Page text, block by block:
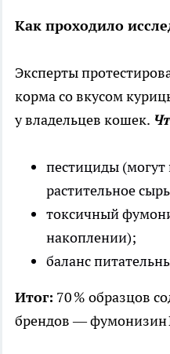
Как проходило
Эксперты
корма со вкусом
у владельцев кошек.
пестициды (могут
растительное
токсичный
накоплении);
баланс
Итог: 70 % образцов
брендов — фумонизин